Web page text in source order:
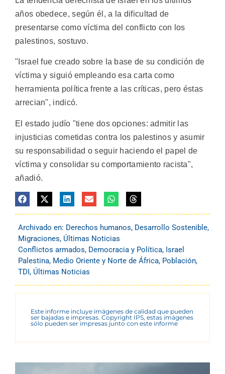
años obedece, según él, a la dificultad de
presentarse como víctima del conflicto con los
palestinos, sostuvo.
"Israel fue creado sobre la base de su condición de
víctima y siguió empleando esa carta como
herramienta política frente a las críticas, pero éstas
arrecian", indicó.
El estado judío "tiene dos opciones: admitir las
injusticias cometidas contra los palestinos y asumir
su responsabilidad o seguir haciendo el papel de
víctima y consolidar su comportamiento racista",
añadió.
Archivado en: Derechos humanos, Desarrollo Sostenible,
Migraciones, Últimas Noticias
Conflictos armados, Democracia y Política, Israel
Palestina, Medio Oriente y Norte de África, Población,
TDI, Últimas Noticias
Este informe incluye imágenes de calidad que pueden
ser bajadas e impresas. Copyright IPS, estas imágenes
sólo pueden ser impresas junto con este informe